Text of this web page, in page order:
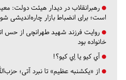
رهبرانقلاب در دیدار هیئت دولت:
است؛ برای انضباط بازار چاره‌اندیشی
روایت فرزند شهید طهرانچی از حس
خانواده بود
آي كيو يا اِي كيو؟!
از «یکشنبه عظیم» تا نبرد آتی؛